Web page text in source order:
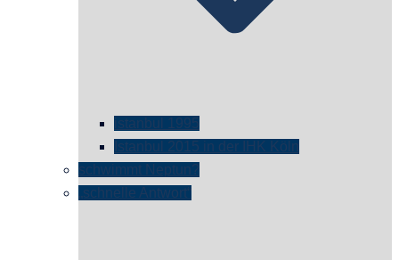
istanbul 1995
Istanbul 2015 in der IHK Köln
schwimmt Neptun?
„schnelle Antwort“